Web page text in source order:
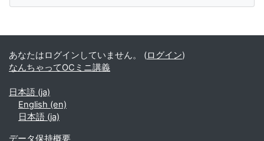
補助ブロック
あなたはログインしていません。 (ログイン)
なんちゃってOCミニ講義
日本語 ‎(ja)‎
English ‎(en)‎
日本語 ‎(ja)‎
データ保持概要